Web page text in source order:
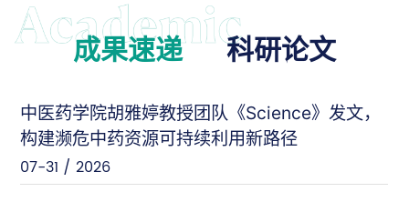
成果速递 科研论文
中医药学院胡雅婷教授团队《Science》发文，
构建濒危中药资源可持续利用新路径
07-31 / 2026
曲显俊等（基础医学院） PNAS
07-28 / 2026